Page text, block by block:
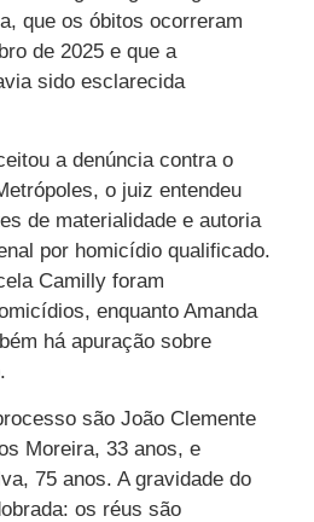
que os óbitos ocorreram
de 2025 e que a
sido esclarecida
a denúncia contra o
o juiz entendeu
de materialidade e autoria
por homicídio qualificado.
Camilly foram
enquanto Amanda
há apuração sobre
são João Clemente
Moreira, 33 anos, e
75 anos. A gravidade do
os réus são